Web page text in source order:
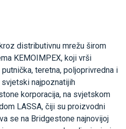
distributivnu mrežu širom
KEMOIMPEX, koji vrši
teretna, poljoprivredna i
najpoznatijih
korporacija, na svjetskom
LASSA, čiji su proizvodni
se na Bridgestone najnovijoj